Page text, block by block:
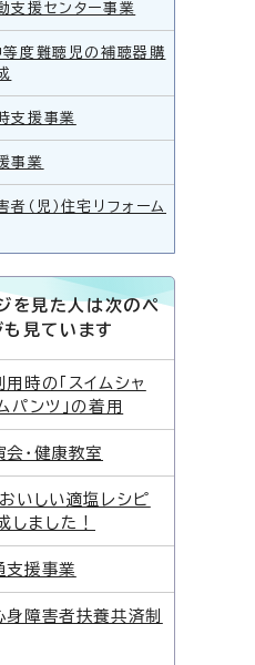
支援センター事業
等度難聴児の補聴器購
支援事業
事業
者（児）住宅リフォーム
を見た人は次のペ
も見ています
時の「スイムシャ
パンツ」の着用
・健康教室
おいしい適塩レシピ
しました！
支援事業
身障害者扶養共済制